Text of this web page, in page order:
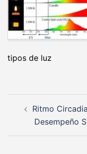
tipos de luz
entradas
Ritmo
Desempeño